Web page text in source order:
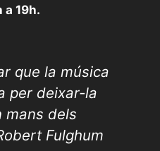
a 19h.
que la música
per deixar-la
mans dels
Fulghum